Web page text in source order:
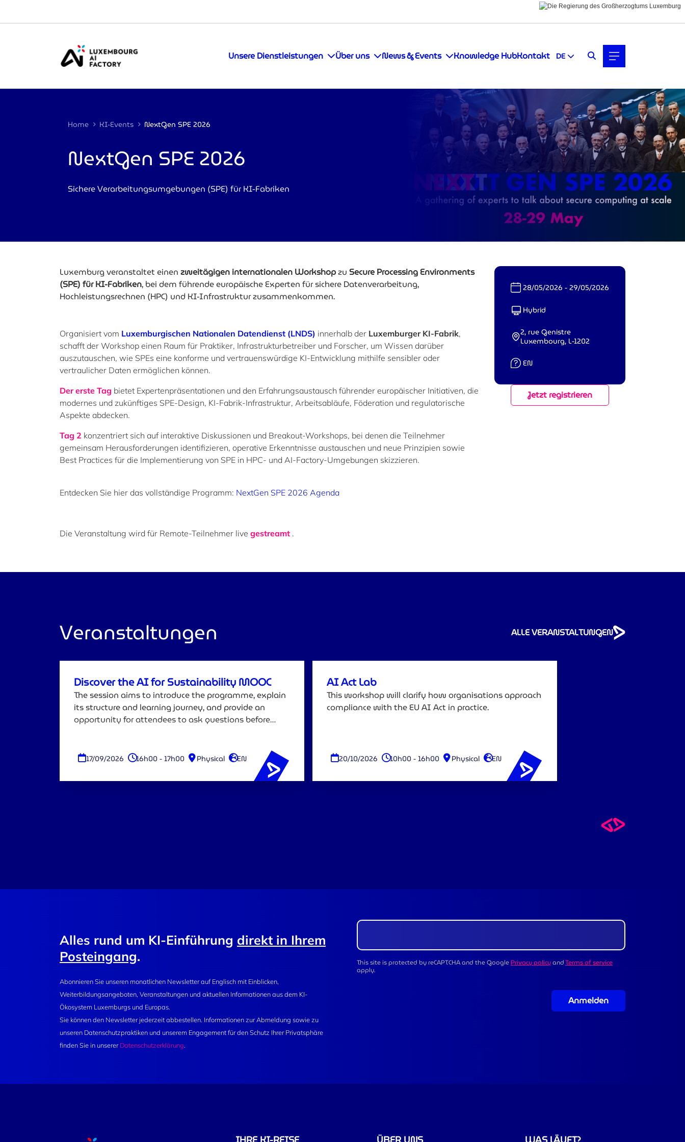
Unsere Dienstleistungen Über uns News & Events Knowledge HubKontakt DE
Home KI-Events NextGen SPE 2026
NextGen SPE 2026
Sichere Verarbeitungsumgebungen (SPE) für KI-Fabriken
Luxemburg veranstaltet einen zweitägigen internationalen Workshopzu Secure Processing Environments
(SPE) für KI-Fabriken, bei dem führende europäische Experten für sichere Datenverarbeitung,
Hochleistungsrechnen (HPC) und KI-Infrastruktur zusammenkommen.
Organisiert vom Luxemburgischen Nationalen Datendienst (LNDS) innerhalb der Luxemburger KI-Fabrik,
schafft der Workshop einen Raum für Praktiker, Infrastrukturbetreiber und Forscher, um Wissen darüber
auszutauschen, wie SPEs eine konforme und vertrauenswürdige KI-Entwicklung mithilfe sensibler oder
vertraulicher Daten ermöglichen können.
Der erste Tag bietet Expertenpräsentationen und den Erfahrungsaustausch führender europäischer Initiativen, die
modernes und zukünftiges SPE-Design, KI-Fabrik-Infrastruktur, Arbeitsabläufe, Föderation und regulatorische
Aspekte abdecken.
Tag 2 konzentriert sich auf interaktive Diskussionen und Breakout-Workshops, bei denen die Teilnehmer
gemeinsam Herausforderungen identifizieren, operative Erkenntnisse austauschen und neue Prinzipien sowie
Best Practices für die Implementierung von SPE in HPC- und AI-Factory-Umgebungen skizzieren.
Entdecken Sie hier das vollständige Programm: NextGen SPE 2026 Agenda
Die Veranstaltung wird für Remote-Teilnehmer live gestreamt .
Date :28/05/2026 - 29/05/2026
Format :
Hybrid
Lieu :2, rue Genistre
Luxembourg, L-1202
Langue :
EN
Jetzt registrieren
Veranstaltungen ALLE VERANSTALTUNGEN
Discover the AI for Sustainability MOOC
The session aims to introduce the programme, explain
its structure and learning journey, and provide an
opportunity for attendees to ask questions before
17/09/2026 16h00 - 17h00 Physical EN
AI Act Lab
This workshop will clarify how organisations approach
compliance with the EU AI Act in practice.
20/10/2026 10h00 - 16h00 Physical EN
Alles rund um KI-Einführung direkt in Ihrem
Posteingang.
Abonnieren Sie unseren monatlichen Newsletter auf Englisch mit Einblicken,
Weiterbildungsangeboten, Veranstaltungen und aktuellen Informationen aus dem KI-
Ökosystem Luxemburgs und Europas.
Sie können den Newsletter jederzeit abbestellen. Informationen zur Abmeldung sowie zu
unseren Datenschutzpraktiken und unserem Engagement für den Schutz Ihrer Privatsphäre
finden Sie in unsererDatenschutzerklärung
This site is protected by reCAPTCHA and the GooglePrivacy policyandTerms of service
apply.
Anmelden